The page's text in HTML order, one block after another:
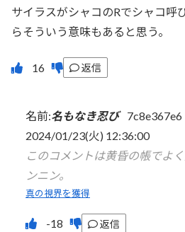
サイラスがシャコのRでシャコ呼
らそういう意味もあると思う。
返信
名前:名もなき忍び 7c8e367e6
2024/01/23(火) 12:36:00
このコメントは黄昏の帳でよ
ンニン。
真の視界を獲得
返信